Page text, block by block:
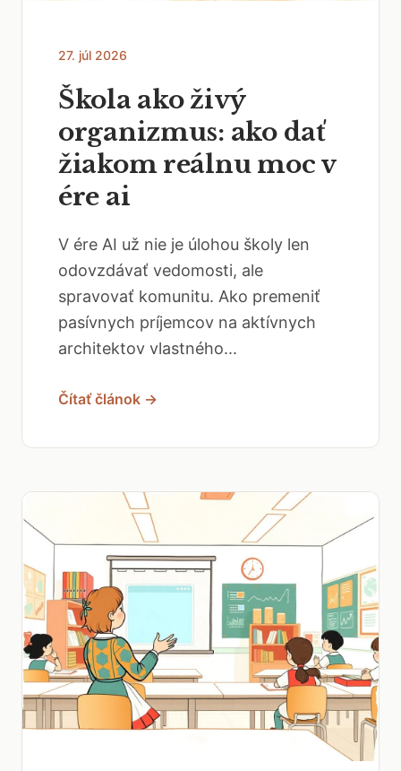
27. júl 2026
Škola ako živý
organizmus: ako dať
žiakom reálnu moc v
ére ai
V ére AI už nie je úlohou školy len
odovzdávať vedomosti, ale
spravovať komunitu. Ako premeniť
pasívnych príjemcov na aktívnych
architektov vlastného...
Čítať článok →